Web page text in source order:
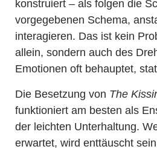
konstruiert – als folgen die
vorgegebenen Schema,
interagieren. Das ist kein
allein, sondern auch des
Emotionen oft behauptet,
Die Besetzung von The
funktioniert am besten als
der leichten Unterhaltung.
erwartet, wird enttäuscht